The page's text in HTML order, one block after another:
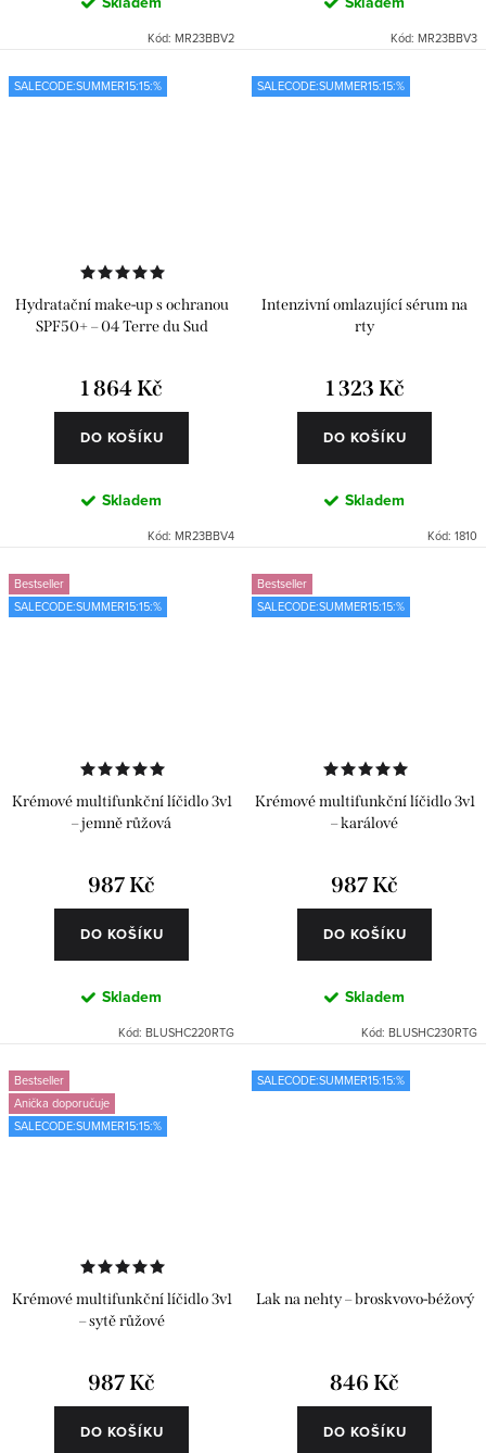
Kód: MR23BBV2 Kód: MR23BBV3
SALECODE:SUMMER15:15:%
Hydratační make-up s ochranou
SPF50+ – 04 Terre du Sud
1 864 Kč
DO KOŠÍKU
Skladem
Kód: MR23BBV4
SALECODE:SUMMER15:15:%
Intenzivní omlazující sérum na
rty
1 323 Kč
DO KOŠÍKU
Skladem
Kód: 1810
Bestseller
SALECODE:SUMMER15:15:%
Krémové multifunkční líčidlo 3v1
– jemně růžová
987 Kč
DO KOŠÍKU
Skladem
Kód: BLUSHC220RTG
Bestseller
SALECODE:SUMMER15:15:%
Krémové multifunkční líčidlo 3v1
– karálové
987 Kč
DO KOŠÍKU
Skladem
Kód: BLUSHC230RTG
Bestseller
Anička doporučuje
SALECODE:SUMMER15:15:%
Krémové multifunkční líčidlo 3v1
– sytě růžové
987 Kč
DO KOŠÍKU
SALECODE:SUMMER15:15:%
Lak na nehty – broskvovo-béžový
846 Kč
DO KOŠÍKU